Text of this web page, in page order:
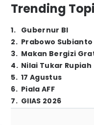
Trending
1. Gubernur BI
2. Prabowo Subianto
3. Makan Bergizi
4. Nilai Tukar Rupiah
5. 17 Agustus
6. Piala AFF
7. GIIAS 2026